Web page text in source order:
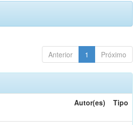
Anterior 1 Próximo
Autor(es) Tipo